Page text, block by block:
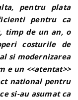
pentru plata
pentru ca
timp de un an, o
costurile de
si modernizarea
e un <<atentat>>
national pentru
si-au asumat ca